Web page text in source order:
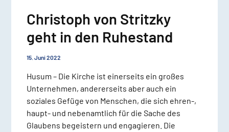
Christoph von Stritzky
geht in den Ruhestand
15. Juni 2022
Husum – Die Kirche ist einerseits ein großes
Unternehmen, andererseits aber auch ein
soziales Gefüge von Menschen, die sich ehren-,
haupt- und nebenamtlich für die Sache des
Glaubens begeistern und engagieren. Die